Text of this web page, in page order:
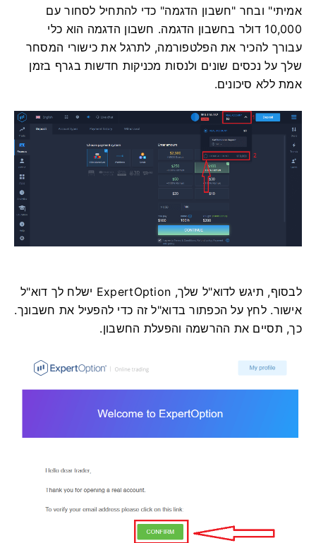
אמיתי" ובחר "חשבון הדגמה" כדי להתחיל לסחור עם
10,000 דולר בחשבון הדגמה. חשבון הדגמה הוא כלי
עבורך להכיר את הפלטפורמה, לתרגל את כישורי המסחר
שלך על נכסים שונים ולנסות מכניקות חדשות בגרף בזמן
אמת ללא סיכונים.
לבסוף, תיגש לדוא"ל שלך, ExpertOption ישלח לך דוא"ל
אישור. לחץ על הכפתור בדוא"ל זה כדי להפעיל את חשבונך.
כך, תסיים את ההרשמה והפעלת החשבון.